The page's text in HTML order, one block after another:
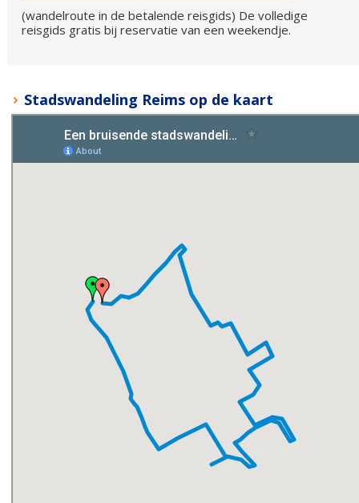
(wandelroute in de betalende reisgids) De volledige
reisgids gratis bij reservatie van een weekendje.
Stadswandeling Reims op de kaart